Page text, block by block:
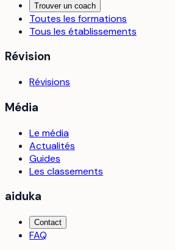
Trouver un coach
Toutes les formations
Tous les établissements
Révision
Révisions
Média
Le média
Actualités
Guides
Les classements
aiduka
Contact
FAQ